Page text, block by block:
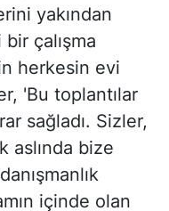
yakından
çalışma
herkesin evi
'Bu toplantılar
sağladı. Sizler,
aslında bize
içinde olan